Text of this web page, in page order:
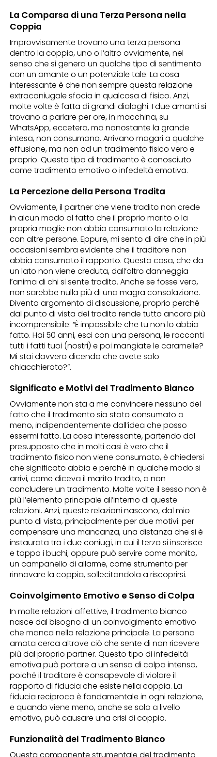
La Comparsa di una Terza Persona nella
Coppia
Improvvisamente trovano una terza persona
dentro la coppia, uno o l’altro ovviamente, nel
senso che si genera un qualche tipo di sentimento
con un amante o un potenziale tale. La cosa
interessante è che non sempre questa relazione
extraconiugale sfocia in qualcosa di fisico. Anzi,
molte volte è fatta di grandi dialoghi. I due amanti si
trovano a parlare per ore, in macchina, su
WhatsApp, eccetera, ma nonostante la grande
intesa, non consumano. Arrivano magari a qualche
effusione, ma non ad un tradimento fisico vero e
proprio. Questo tipo di tradimento è conosciuto
come tradimento emotivo o infedeltà emotiva.
La Percezione della Persona Tradita
Ovviamente, il partner che viene tradito non crede
in alcun modo al fatto che il proprio marito o la
propria moglie non abbia consumato la relazione
con altre persone. Eppure, mi sento di dire che in più
occasioni sembra evidente che il traditore non
abbia consumato il rapporto. Questa cosa, che da
un lato non viene creduta, dall’altro danneggia
l’anima di chi si sente tradito. Anche se fosse vero,
non sarebbe nulla più di una magra consolazione.
Diventa argomento di discussione, proprio perché
dal punto di vista del tradito rende tutto ancora più
incomprensibile: “È impossibile che tu non lo abbia
fatto. Hai 50 anni, esci con una persona, le racconti
tutti i fatti tuoi (nostri) e poi mangiate le caramelle?
Mi stai davvero dicendo che avete solo
chiacchierato?”.
Significato e Motivi del Tradimento Bianco
Ovviamente non sta a me convincere nessuno del
fatto che il tradimento sia stato consumato o
meno, indipendentemente dall’idea che posso
essermi fatto. La cosa interessante, partendo dal
presupposto che in molti casi è vero che il
tradimento fisico non viene consumato, è chiedersi
che significato abbia e perché in qualche modo si
arrivi, come diceva il marito tradito, a non
concludere un tradimento. Molte volte il sesso non è
più l’elemento principale all’interno di queste
relazioni. Anzi, queste relazioni nascono, dal mio
punto di vista, principalmente per due motivi: per
compensare una mancanza, una distanza che si è
instaurata tra i due coniugi, in cui il terzo si inserisce
e tappa i buchi; oppure può servire come monito,
un campanello di allarme, come strumento per
rinnovare la coppia, sollecitandola a riscoprirsi.
Coinvolgimento Emotivo e Senso di Colpa
In molte relazioni affettive, il tradimento bianco
nasce dal bisogno di un coinvolgimento emotivo
che manca nella relazione principale. La persona
amata cerca altrove ciò che sente di non ricevere
più dal proprio partner. Questo tipo di infedeltà
emotiva può portare a un senso di colpa intenso,
poiché il traditore è consapevole di violare il
rapporto di fiducia che esiste nella coppia. La
fiducia reciproca è fondamentale in ogni relazione,
e quando viene meno, anche se solo a livello
emotivo, può causare una crisi di coppia.
Funzionalità del Tradimento Bianco
Questa componente strumentale del tradimento